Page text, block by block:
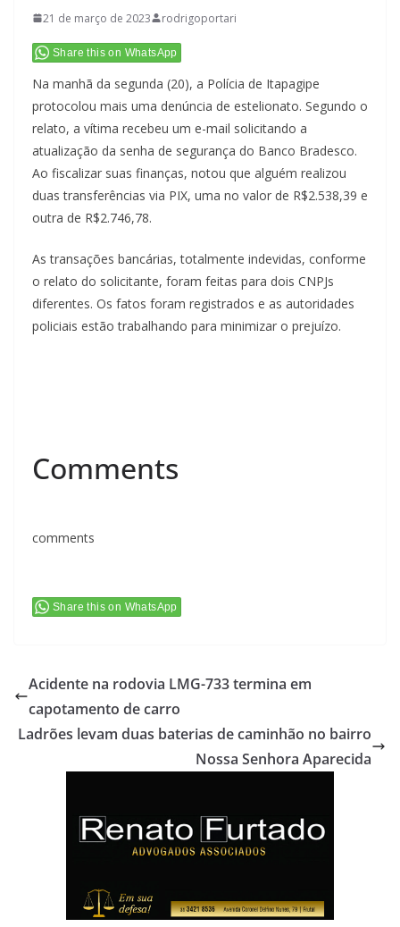
21 de março de 2023 rodrigoportari
Share this on WhatsApp
Na manhã da segunda (20), a Polícia de Itapagipe
protocolou mais uma denúncia de estelionato. Segundo o
relato, a vítima recebeu um e-mail solicitando a
atualização da senha de segurança do Banco Bradesco.
Ao fiscalizar suas finanças, notou que alguém realizou
duas transferências via PIX, uma no valor de R$2.538,39 e
outra de R$2.746,78.
As transações bancárias, totalmente indevidas, conforme
o relato do solicitante, foram feitas para dois CNPJs
diferentes. Os fatos foram registrados e as autoridades
policiais estão trabalhando para minimizar o prejuízo.
Comments
comments
Share this on WhatsApp
Acidente na rodovia LMG-733 termina em
capotamento de carro
Ladrões levam duas baterias de caminhão no bairro
Nossa Senhora Aparecida